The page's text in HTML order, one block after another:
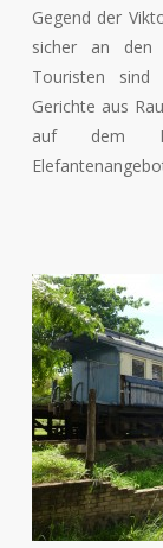
Gegend der
sicher an den
Touristen
Gerichte aus
auf dem